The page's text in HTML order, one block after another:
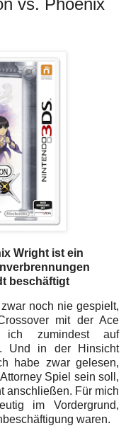
vs. Phoenix
Wright ist ein
beschäftigt
noch nie gespielt,
mit der Ace
ich zumindest auf
Und in der Hinsicht
habe zwar gelesen,
Spiel sein soll,
anschließen. Für mich
im Vordergrund,
waren.